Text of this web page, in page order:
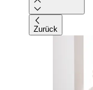
Zurück